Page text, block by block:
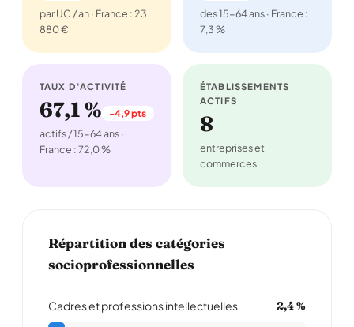
par UC / an · France : 23
880 €
des 15-64 ans · France :
7,3 %
TAUX D'ACTIVITÉ
67,1 % -4,9 pts
actifs / 15-64 ans ·
France : 72,0 %
ÉTABLISSEMENTS
ACTIFS
8
entreprises et
commerces
Répartition des catégories
socioprofessionnelles
Cadres et professions intellectuelles 2,4 %